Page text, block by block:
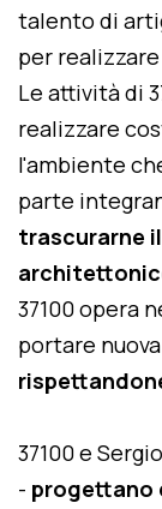
talento di
per
Le attività di
realizzare
l'ambiente
parte
trascurarne
37100 opera
portare
37100 e
- progettano